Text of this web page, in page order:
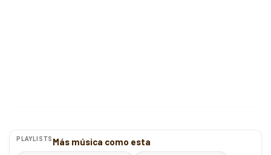
PLAYLISTS Más música como esta